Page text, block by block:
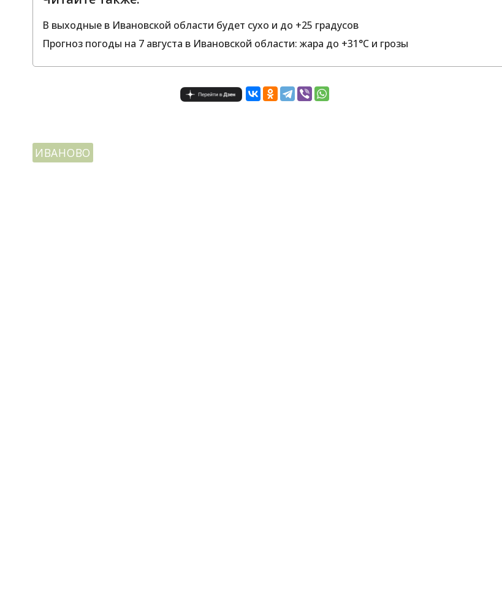
В выходные в Ивановской области будет сухо и до +25 градусов
Прогноз погоды на 7 августа в Ивановской области: жара до +31°С и грозы
ИВАНОВО